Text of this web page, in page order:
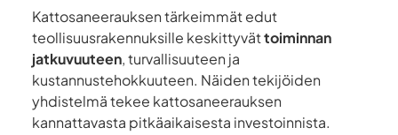
Kattosaneerauksen tärkeimmät edut
teollisuusrakennuksille keskittyvättoiminnan
jatkuvuuteen, turvallisuuteen ja
kustannustehokkuuteen. Näiden tekijöiden
yhdistelmä tekee kattosaneerauksen
kannattavasta pitkäaikaisesta investoinnista.